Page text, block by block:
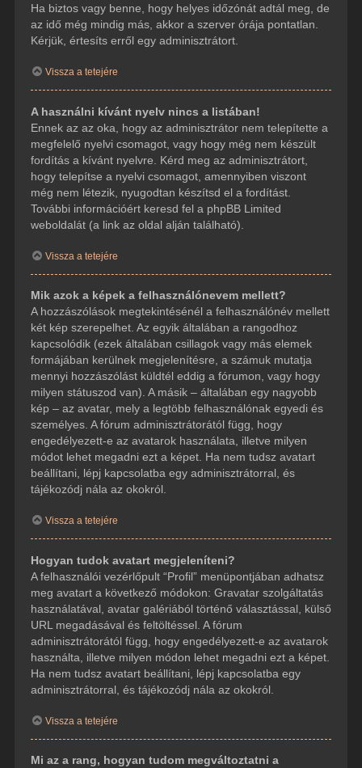
Ha biztos vagy benne, hogy helyes időzónát adtál meg, de
az idő még mindig más, akkor a szerver órája pontatlan.
Kérjük, értesíts erről egy adminisztrátort.
Vissza a tetejére
A használni kívánt nyelv nincs a listában!
Ennek az az oka, hogy az adminisztrátor nem telepítette a
megfelelő nyelvi csomagot, vagy hogy még nem készült
fordítás a kívánt nyelvre. Kérd meg az adminisztrátort,
hogy telepítse a nyelvi csomagot, amennyiben viszont
még nem létezik, nyugodtan készítsd el a fordítást.
További információért keresd fel a phpBB Limited
weboldalát (a link az oldal alján található).
Vissza a tetejére
Mik azok a képek a felhasználónevem mellett?
A hozzászólások megtekintésénél a felhasználónév mellett
két kép szerepelhet. Az egyik általában a rangodhoz
kapcsolódik (ezek általában csillagok vagy más elemek
formájában kerülnek megjelenítésre, a számuk mutatja
mennyi hozzászólást küldtél eddig a fórumon, vagy hogy
milyen státuszod van). A másik – általában egy nagyobb
kép – az avatar, mely a legtöbb felhasználónak egyedi és
személyes. A fórum adminisztrátorától függ, hogy
engedélyezett-e az avatarok használata, illetve milyen
módot lehet megadni ezt a képet. Ha nem tudsz avatart
beállítani, lépj kapcsolatba egy adminisztrátorral, és
tájékozódj nála az okokról.
Vissza a tetejére
Hogyan tudok avatart megjeleníteni?
A felhasználói vezérlőpult “Profil” menüpontjában adhatsz
meg avatart a következő módokon: Gravatar szolgáltatás
használatával, avatar galériából történő választással, külső
URL megadásával és feltöltéssel. A fórum
adminisztrátorától függ, hogy engedélyezett-e az avatarok
használta, illetve milyen módon lehet megadni ezt a képet.
Ha nem tudsz avatart beállítani, lépj kapcsolatba egy
adminisztrátorral, és tájékozódj nála az okokról.
Vissza a tetejére
Mi az a rang, hogyan tudom megváltoztatni a